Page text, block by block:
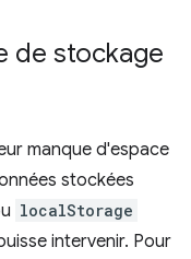
de stockage
manque d'espace
stockées
localStorage
intervenir. Pour